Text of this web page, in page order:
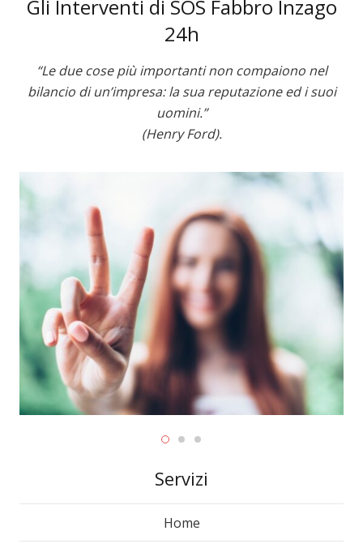
Gli Interventi di SOS Fabbro Inzago
24h
“Le due cose più importanti non compaiono nel
bilancio di un’impresa: la sua reputazione ed i suoi
uomini.”
(Henry Ford).
Servizi
Home